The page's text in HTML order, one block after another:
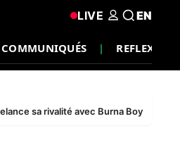
COMMUNIQUÉS REFLEXION
LIVE EN
sa rivalité avec Burna Boy